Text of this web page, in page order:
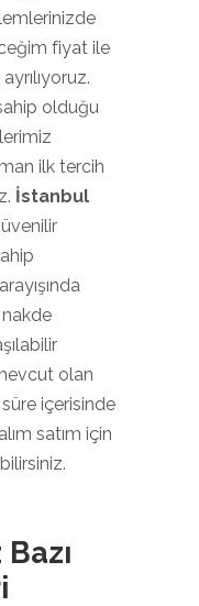
fiyat ile
olduğu
ilk tercih
İstanbul
olan
içerisinde
satım için
Bazı